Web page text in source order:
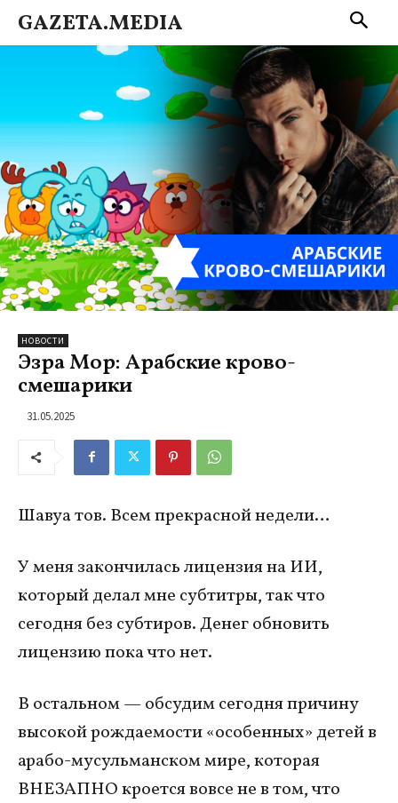
GAZETA.MEDIA
НОВОСТИ
Эзра Мор: Арабские крово-
смешарики
31.05.2025
Шавуа тов. Всем прекрасной недели…
У меня закончилась лицензия на ИИ,
который делал мне субтитры, так что
сегодня без субтиров. Денег обновить
лицензию пока что нет.
В остальном — обсудим сегодня причину
высокой рождаемости «особенных» детей в
арабо-мусульманском мире, которая
ВНЕЗАПНО кроется вовсе не в том, что